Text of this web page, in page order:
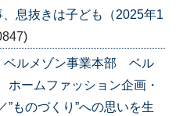
息抜きは子ども（2025年1
ベルメゾン事業本部 ベル
ームファッション企画・
ものづくり”への思いを生